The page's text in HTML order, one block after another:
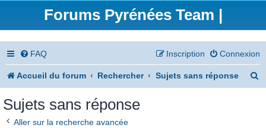
Forums Pyrénées Team |
FAQ Connexion
Inscription
Accueil du forum Rechercher Sujets sans réponse
Sujets sans réponse
Aller sur la recherche avancée